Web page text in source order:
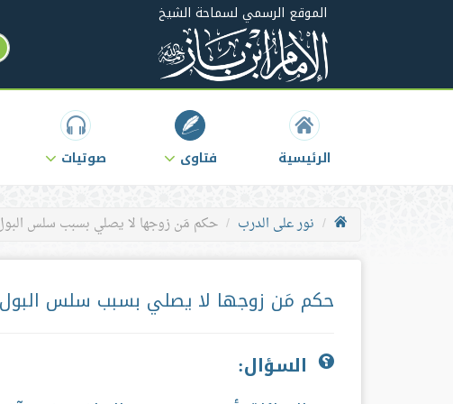
الموقع الرسمي لسماحة الشيخ
الرئيسية فتاوى صوتيات
نور على الدرب حكم مَن زوجها لا يصلي بسبب سلس
حكم مَن زوجها لا يصلي بسبب سلس البول
السؤال: